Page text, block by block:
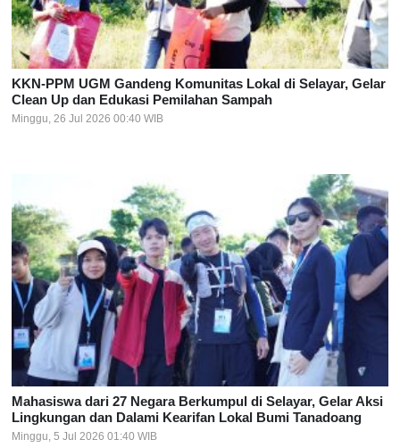
KKN-PPM UGM Gandeng Komunitas Lokal di Selayar, Gelar
Clean Up dan Edukasi Pemilahan Sampah
Minggu, 26 Jul 2026 00:40 WIB
Mahasiswa dari 27 Negara Berkumpul di Selayar, Gelar Aksi
Lingkungan dan Dalami Kearifan Lokal Bumi Tanadoang
Minggu, 5 Jul 2026 01:40 WIB